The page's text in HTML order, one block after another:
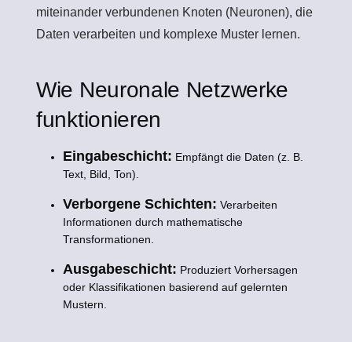
miteinander verbundenen Knoten (Neuronen), die
Daten verarbeiten und komplexe Muster lernen.
Wie Neuronale Netzwerke
funktionieren
Eingabeschicht: Empfängt die Daten (z. B.
Text, Bild, Ton).
Verborgene Schichten: Verarbeiten
Informationen durch mathematische
Transformationen.
Ausgabeschicht: Produziert Vorhersagen
oder Klassifikationen basierend auf gelernten
Mustern.